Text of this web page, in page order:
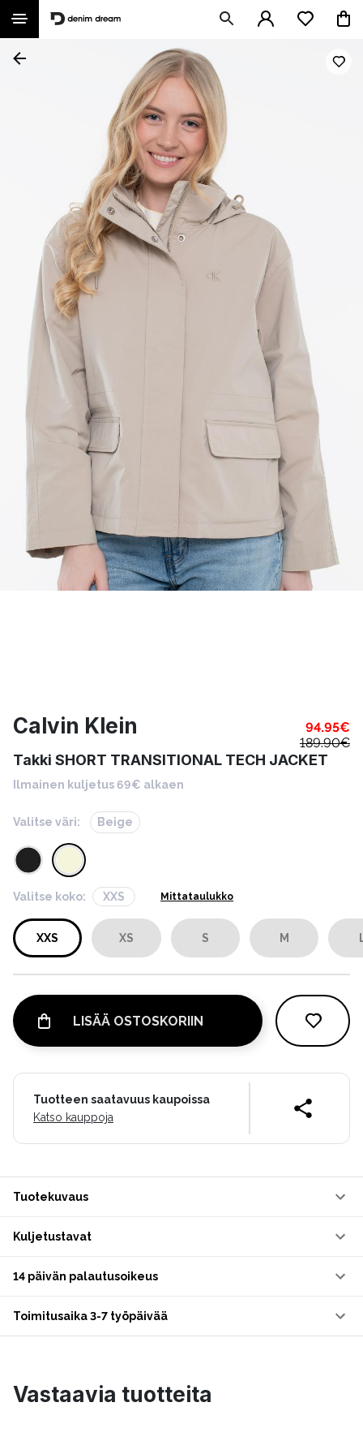
Calvin Klein 94.95€
189.90€
Takki SHORT TRANSITIONAL TECH JACKET
Ilmainen kuljetus 69€ alkaen
Valitse väri: Beige
Valitse koko: XXS Mittataulukko
XXS XS S M
LISÄÄ OSTOSKORIIN
Tuotteen saatavuus kaupoissa
Katso kauppoja
Tuotekuvaus
Kuljetustavat
14 päivän palautusoikeus
Toimitusaika 3-7 työpäivää
Vastaavia tuotteita